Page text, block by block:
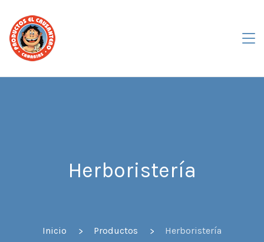
Herboristería
Inicio Productos Herboristería